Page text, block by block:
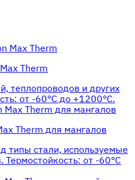
Therm
теплопроводов и других
от -60°С до +1200°С.
Therm для мангалов
типы стали, используемые
Термостойкость: от -60°С